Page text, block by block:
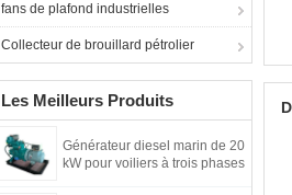
fans de plafond industrielles
Collecteur de brouillard pétrolier
Les Meilleurs Produits
Générateur diesel marin de 20
kW pour voiliers à trois phases